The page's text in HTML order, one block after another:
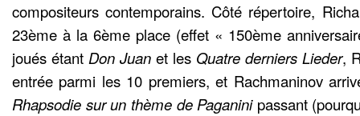
compositeurs contemporains. Côté répertoire,
23ème à la 6ème place (effet « 150ème
joués étant Don Juan et les Quatre derniers Lieder,
entrée parmi les 10 premiers, et Rachmaninov
Rhapsodie sur un thème de Paganini passant